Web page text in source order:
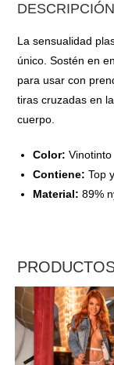
DESCRIPCIÓN
La sensualidad
único. Sostén en
para usar con
tiras cruzadas en
cuerpo.
Color: Vinotinto
Contiene: Top
Material: 89%